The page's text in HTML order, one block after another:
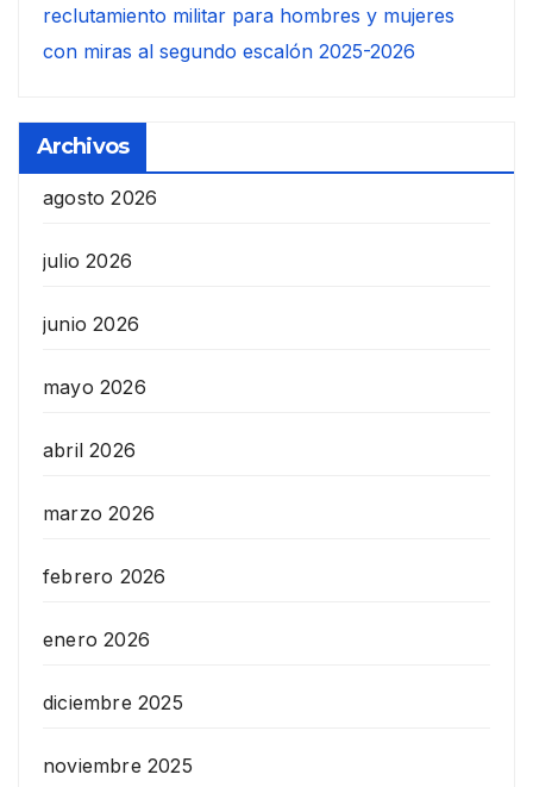
reclutamiento militar para hombres y mujeres
con miras al segundo escalón 2025-2026
Archivos
agosto 2026
julio 2026
junio 2026
mayo 2026
abril 2026
marzo 2026
febrero 2026
enero 2026
diciembre 2025
noviembre 2025